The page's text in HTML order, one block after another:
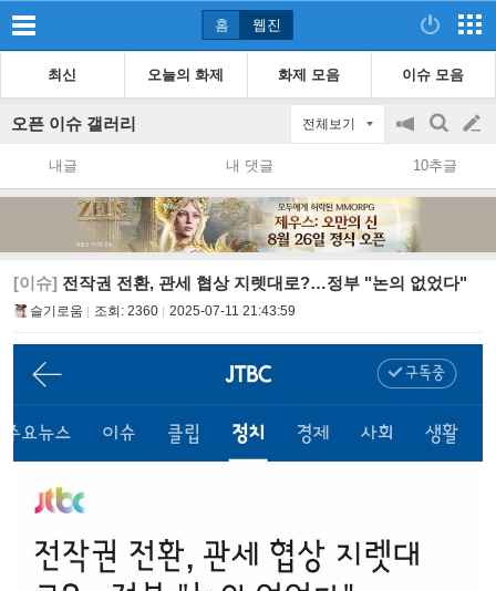
홈 웹진
최신 오늘의 화제 화제 모음 이슈 모음
오픈 이슈 갤러리 전체보기
공
지
on/off
검
색
글
쓰
내글 내 댓글 10추글
[이슈] 전작권 전환, 관세 협상 지렛대로?…정부 "논의 없었다"
슬기로움 조회: 2360 2025-07-11 21:43:59